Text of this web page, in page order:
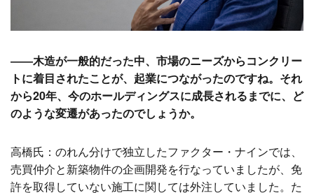
――木造が一般的だった中、市場のニーズからコンクリー
トに着目されたことが、起業につながったのですね。それ
から20年、今のホールディングスに成長されるまでに、ど
のような変遷があったのでしょうか。
高橋氏：のれん分けで独立したファクター・ナインでは、
売買仲介と新築物件の企画開発を行なっていましたが、免
許を取得していない施工に関しては外注していました。た